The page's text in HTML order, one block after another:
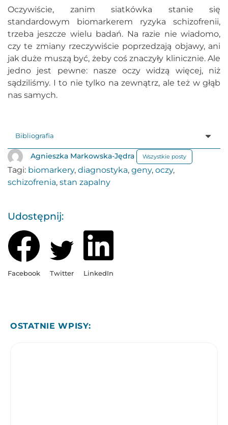
Oczywiście, zanim siatkówka stanie się
standardowym biomarkerem ryzyka schizofrenii,
trzeba jeszcze wielu badań. Na razie nie wiadomo,
czy te zmiany rzeczywiście poprzedzają objawy, ani
jak duże muszą być, żeby coś znaczyły klinicznie. Ale
jedno jest pewne: nasze oczy widzą więcej, niż
sądziliśmy. I to nie tylko na zewnątrz, ale też w głąb
nas samych.
Bibliografia
Agnieszka Markowska-Jędra Wszystkie posty
Tagi: biomarkery, diagnostyka, geny, oczy,
schizofrenia, stan zapalny
Udostępnij:
Facebook Twitter LinkedIn
OSTATNIE WPISY: